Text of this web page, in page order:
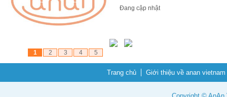
Đang cập nhật
1 2 3 4 5
Trang chủ Giới thiệu về anan vietnam